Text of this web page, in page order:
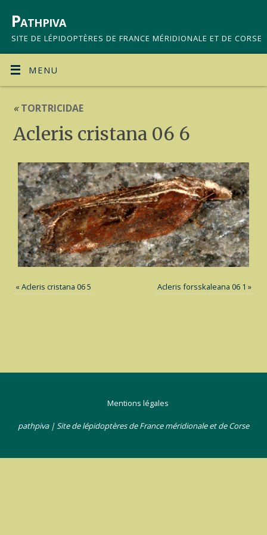
Pathpiva
SITE DE LÉPIDOPTÈRES DE FRANCE MÉRIDIONALE ET DE CORSE
MENU
«TORTRICIDAE
Acleris cristana 06 6
«Acleris cristana 06 5 Acleris forsskaleana 06 1 »
Mentions légales
pathpiva | Site de lépidoptères de France méridionale et de Corse